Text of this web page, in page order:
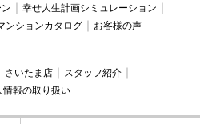
幸せ人生計画シミュレーション
ンションカタログ お客様の声
さいたま店
スタッフ紹介
情報の取り扱い